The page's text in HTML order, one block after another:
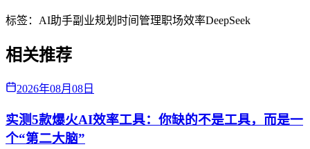
标签： AI助手副业规划 时间管理职场效率DeepSeek
相关推荐
2026年08月08日
实测5款爆火AI效率工具：你缺的不是工具，而是一
个“第二大脑”